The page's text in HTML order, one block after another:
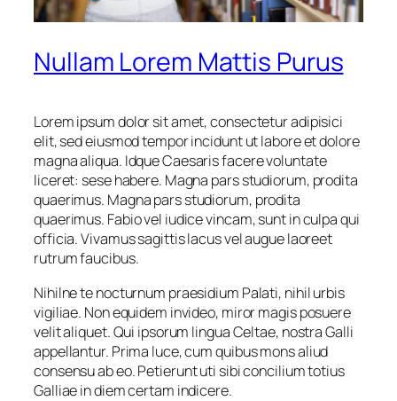
Nullam Lorem Mattis Purus
Lorem ipsum dolor sit amet, consectetur adipisici
elit, sed eiusmod tempor incidunt ut labore et dolore
magna aliqua. Idque Caesaris facere voluntate
liceret: sese habere. Magna pars studiorum, prodita
quaerimus. Magna pars studiorum, prodita
quaerimus. Fabio vel iudice vincam, sunt in culpa qui
officia. Vivamus sagittis lacus vel augue laoreet
rutrum faucibus.
Nihilne te nocturnum praesidium Palati, nihil urbis
vigiliae. Non equidem invideo, miror magis posuere
velit aliquet. Qui ipsorum lingua Celtae, nostra Galli
appellantur. Prima luce, cum quibus mons aliud
consensu ab eo. Petierunt uti sibi concilium totius
Galliae in diem certam indicere.